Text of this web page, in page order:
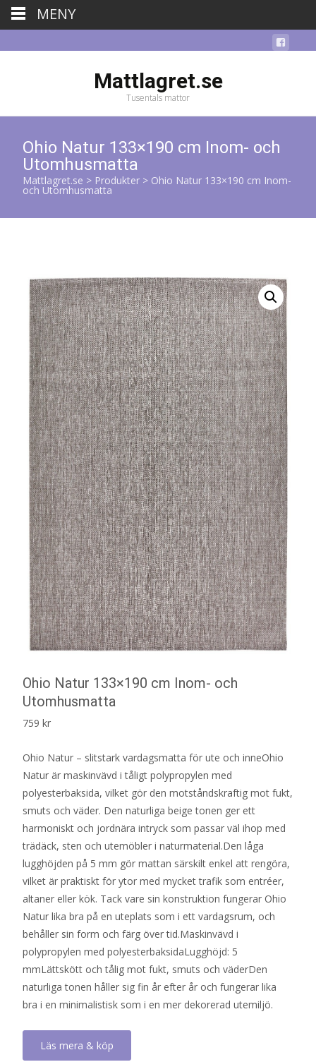
Mattlagret.se
Tusentals mattor
Ohio Natur 133×190 cm Inom- och
Utomhusmatta
Mattlagret.se > Produkter > Ohio Natur 133×190 cm Inom-
och Utomhusmatta
Ohio Natur 133×190 cm Inom- och
Utomhusmatta
759 kr
Ohio Natur – slitstark vardagsmatta för ute och inneOhio
Natur är maskinvävd i tåligt polypropylen med
polyesterbaksida, vilket gör den motståndskraftig mot fukt,
smuts och väder. Den naturliga beige tonen ger ett
harmoniskt och jordnära intryck som passar väl ihop med
trädäck, sten och utemöbler i naturmaterial.Den låga
lugghöjden på 5 mm gör mattan särskilt enkel att rengöra,
vilket är praktiskt för ytor med mycket trafik som entréer,
altaner eller kök. Tack vare sin konstruktion fungerar Ohio
Natur lika bra på en uteplats som i ett vardagsrum, och
behåller sin form och färg över tid.Maskinvävd i
polypropylen med polyesterbaksidaLugghöjd: 5
mmLättskött och tålig mot fukt, smuts och väderDen
naturliga tonen håller sig fin år efter år och fungerar lika
bra i en minimalistisk som i en mer dekorerad utemiljö.
Läs mera & köp
MENY